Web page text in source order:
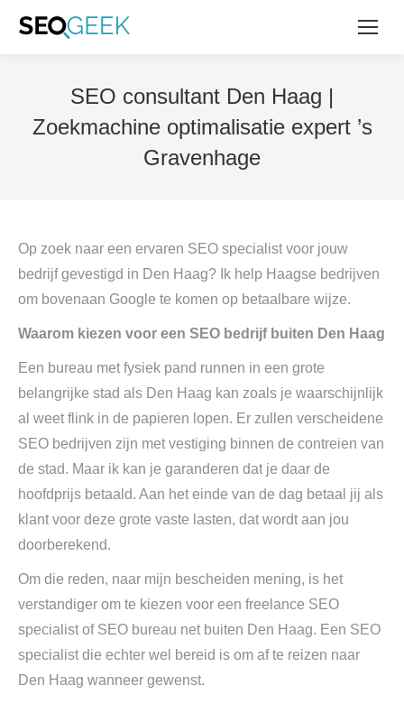
SEO consultant Den Haag |
Zoekmachine optimalisatie expert ’s
Gravenhage
Op zoek naar een ervaren SEO specialist voor jouw
bedrijf gevestigd in Den Haag? Ik help Haagse bedrijven
om bovenaan Google te komen op betaalbare wijze.
Waarom kiezen voor een SEO bedrijf buiten Den Haag
Een bureau met fysiek pand runnen in een grote
belangrijke stad als Den Haag kan zoals je waarschijnlijk
al weet flink in de papieren lopen. Er zullen verscheidene
SEO bedrijven zijn met vestiging binnen de contreien van
de stad. Maar ik kan je garanderen dat je daar de
hoofdprijs betaald. Aan het einde van de dag betaal jij als
klant voor deze grote vaste lasten, dat wordt aan jou
doorberekend.
Om die reden, naar mijn bescheiden mening, is het
verstandiger om te kiezen voor een freelance SEO
specialist of SEO bureau net buiten Den Haag. Een SEO
specialist die echter wel bereid is om af te reizen naar
Den Haag wanneer gewenst.